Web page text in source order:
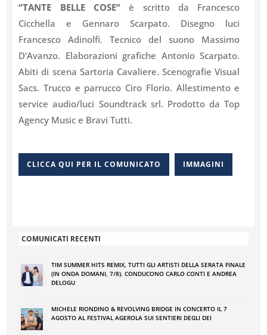
“TANTE BELLE COSE”è scritto da Francesco
Cicchella e Gennaro Scarpato. Disegno luci
Francesco Adinolfi. Tecnico del suono Massimo
D’Avanzo. Elaborazioni grafiche Antonio Scarpato.
Abiti di scena Sartoria Cavaliere. Scenografie Visual
Sacs. Trucco e parrucco Ciro Florio. Allestimento e
service audio/luci Soundtrack srl. Prodotto da Top
Agency Music e Bravi Tutti.
CLICCA QUI PER IL COMUNICATO IMMAGINI
COMUNICATI RECENTI
TIM SUMMER HITS REMIX, TUTTI GLI ARTISTI DELLA SERATA FINALE
(IN ONDA DOMANI, 7/8). CONDUCONO CARLO CONTI E ANDREA
DELOGU
MICHELE RIONDINO & REVOLVING BRIDGE IN CONCERTO IL 7
AGOSTO AL FESTIVAL AGEROLA SUI SENTIERI DEGLI DEI